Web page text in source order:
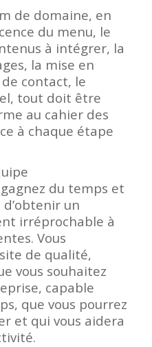
de domaine, en
du menu, le
à intégrer, la
la mise en
contact, le
tout doit être
au cahier des
à chaque étape
du temps et
un
irréprochable à
Vous
de qualité,
vous souhaitez
capable
que vous pourrez
et qui vous aidera